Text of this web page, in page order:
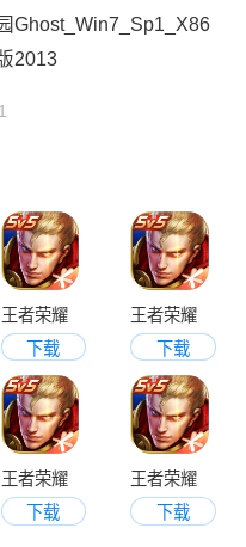
Ghost_Win7_Sp1_X86
2013
王者荣耀
下载
王者荣耀
下载
王者荣耀
下载
王者荣耀
下载